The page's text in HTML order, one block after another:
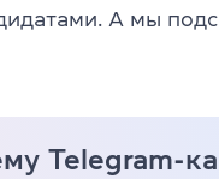
А мы
Telegram-